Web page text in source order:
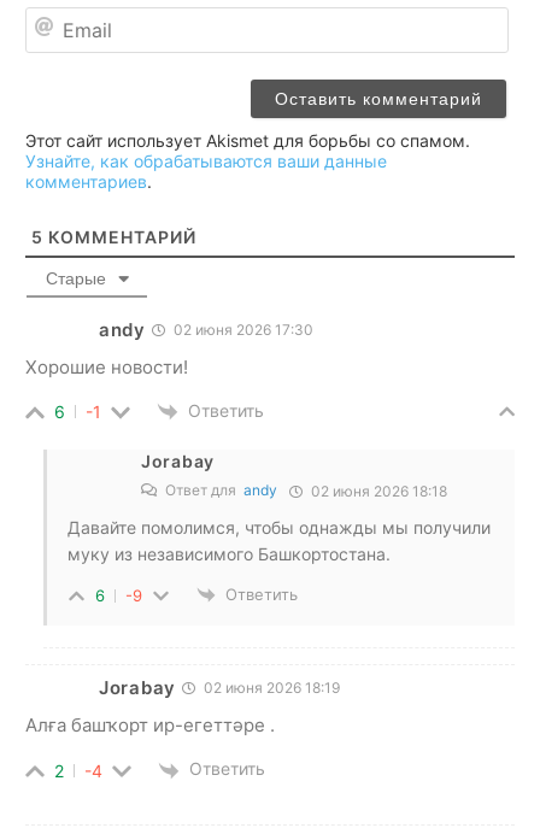
Этот сайт использует Akismet для борьбы со спамом.
Узнайте, как обрабатываются ваши данные
комментариев.
5 КОММЕНТАРИЙ
Старые
andy 02 июня 2026 17:30
Хорошие новости!
6 -1 Ответить
Jorabay
Ответ для andy 02 июня 2026 18:18
Давайте помолимся, чтобы однажды мы получили
муку из независимого Башкортостана.
6 -9 Ответить
Jorabay 02 июня 2026 18:19
Алға башҡорт ир-егеттәре .
2 -4 Ответить